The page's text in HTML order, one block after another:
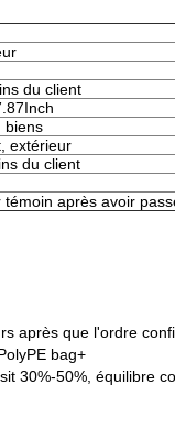
du client
biens
extérieur
du client
après avoir
après que l'ordre
bag+
30%-50%, équilibre